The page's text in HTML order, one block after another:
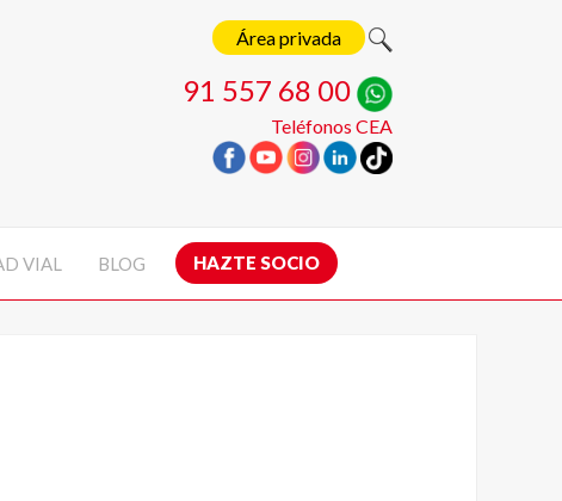
Área privada
91 557 68 00
Teléfonos CEA
VIAL BLOG HAZTE SOCIO